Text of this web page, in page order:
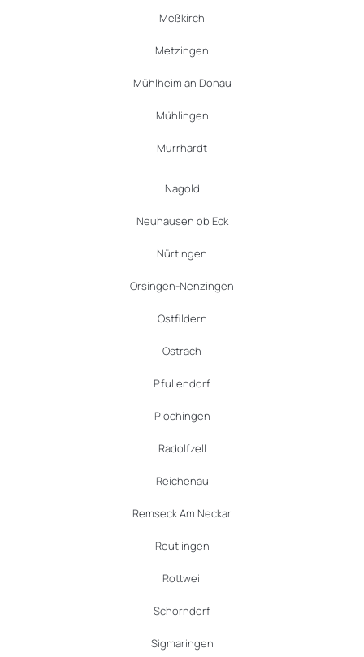
Meßkirch
Metzingen
Mühlheim an Donau
Mühlingen
Murrhardt
Nagold
Neuhausen ob Eck
Nürtingen
Orsingen-Nenzingen
Ostfildern
Ostrach
Pfullendorf
Plochingen
Radolfzell
Reichenau
Remseck Am Neckar
Reutlingen
Rottweil
Schorndorf
Sigmaringen